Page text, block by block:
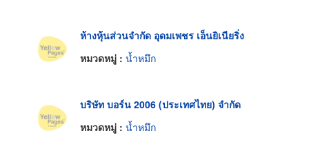
ห้างหุ้นส่วนจำกัด อุดมเพชร เอ็นยิเนียริ่ง
หมวดหมู่ : น้ำหมึก
บริษัท บอร์น 2006 (ประเทศไทย) จำกัด
หมวดหมู่ : น้ำหมึก